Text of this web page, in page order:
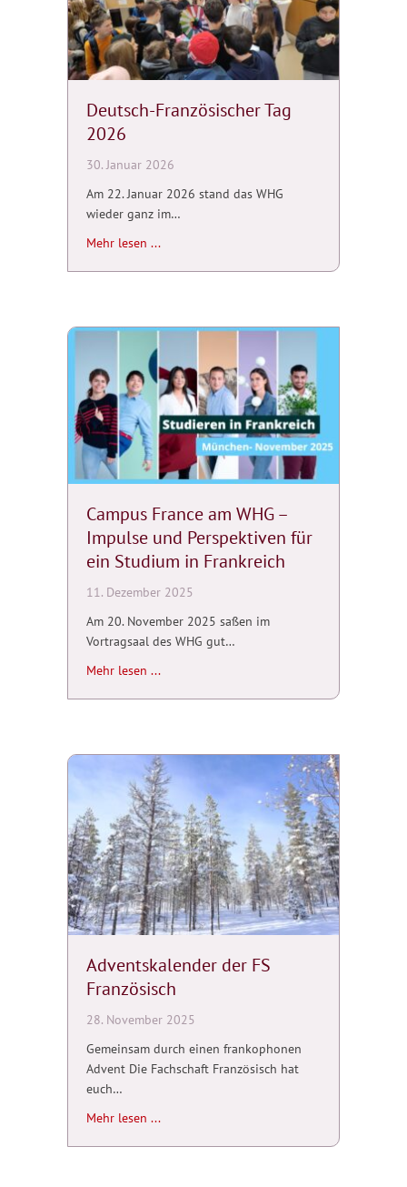
Deutsch-Französischer Tag
2026
30. Januar 2026
Am 22. Januar 2026 stand das WHG
wieder ganz im…
Mehr lesen ...about Deutsch-Französischer Tag 2026
Campus France am WHG –
Impulse und Perspektiven für
ein Studium in Frankreich
11. Dezember 2025
Am 20. November 2025 saßen im
Vortragsaal des WHG gut…
Mehr lesen ...about Campus France am WHG – Impulse
Adventskalender der FS
Französisch
28. November 2025
Gemeinsam durch einen frankophonen
Advent Die Fachschaft Französisch hat
euch…
Mehr lesen ...